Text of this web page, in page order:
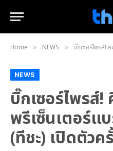
Home » NEWS » บิ๊กเซอร์ไพรส์! คิมซอน
NEWS
บิ๊กเซอร์ไพรส์!
พรีเซ็นเตอร์แ
(ทีชะ) เปิดตัวค